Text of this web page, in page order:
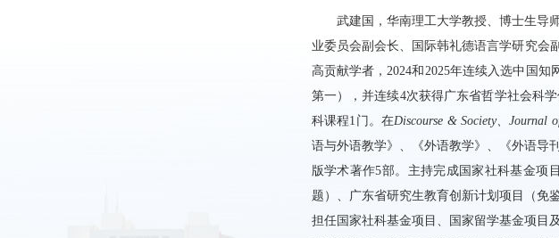
武建国，华南理工大学教授、博士生导
业委员会副会长、国际韩礼德语言学研究会
高贡献学者，2024和2025年连续入选中国
第一），并连续4次获得广东省哲学社会科
科课程1门。在Discourse & Society、Journal
语与外语教学》、《外语教学》、《外语导
版学术著作5部。主持完成国家社科基金项
题）、广东省研究生教育创新计划项目（免
担任国家社科基金项目、国家留学基金项目